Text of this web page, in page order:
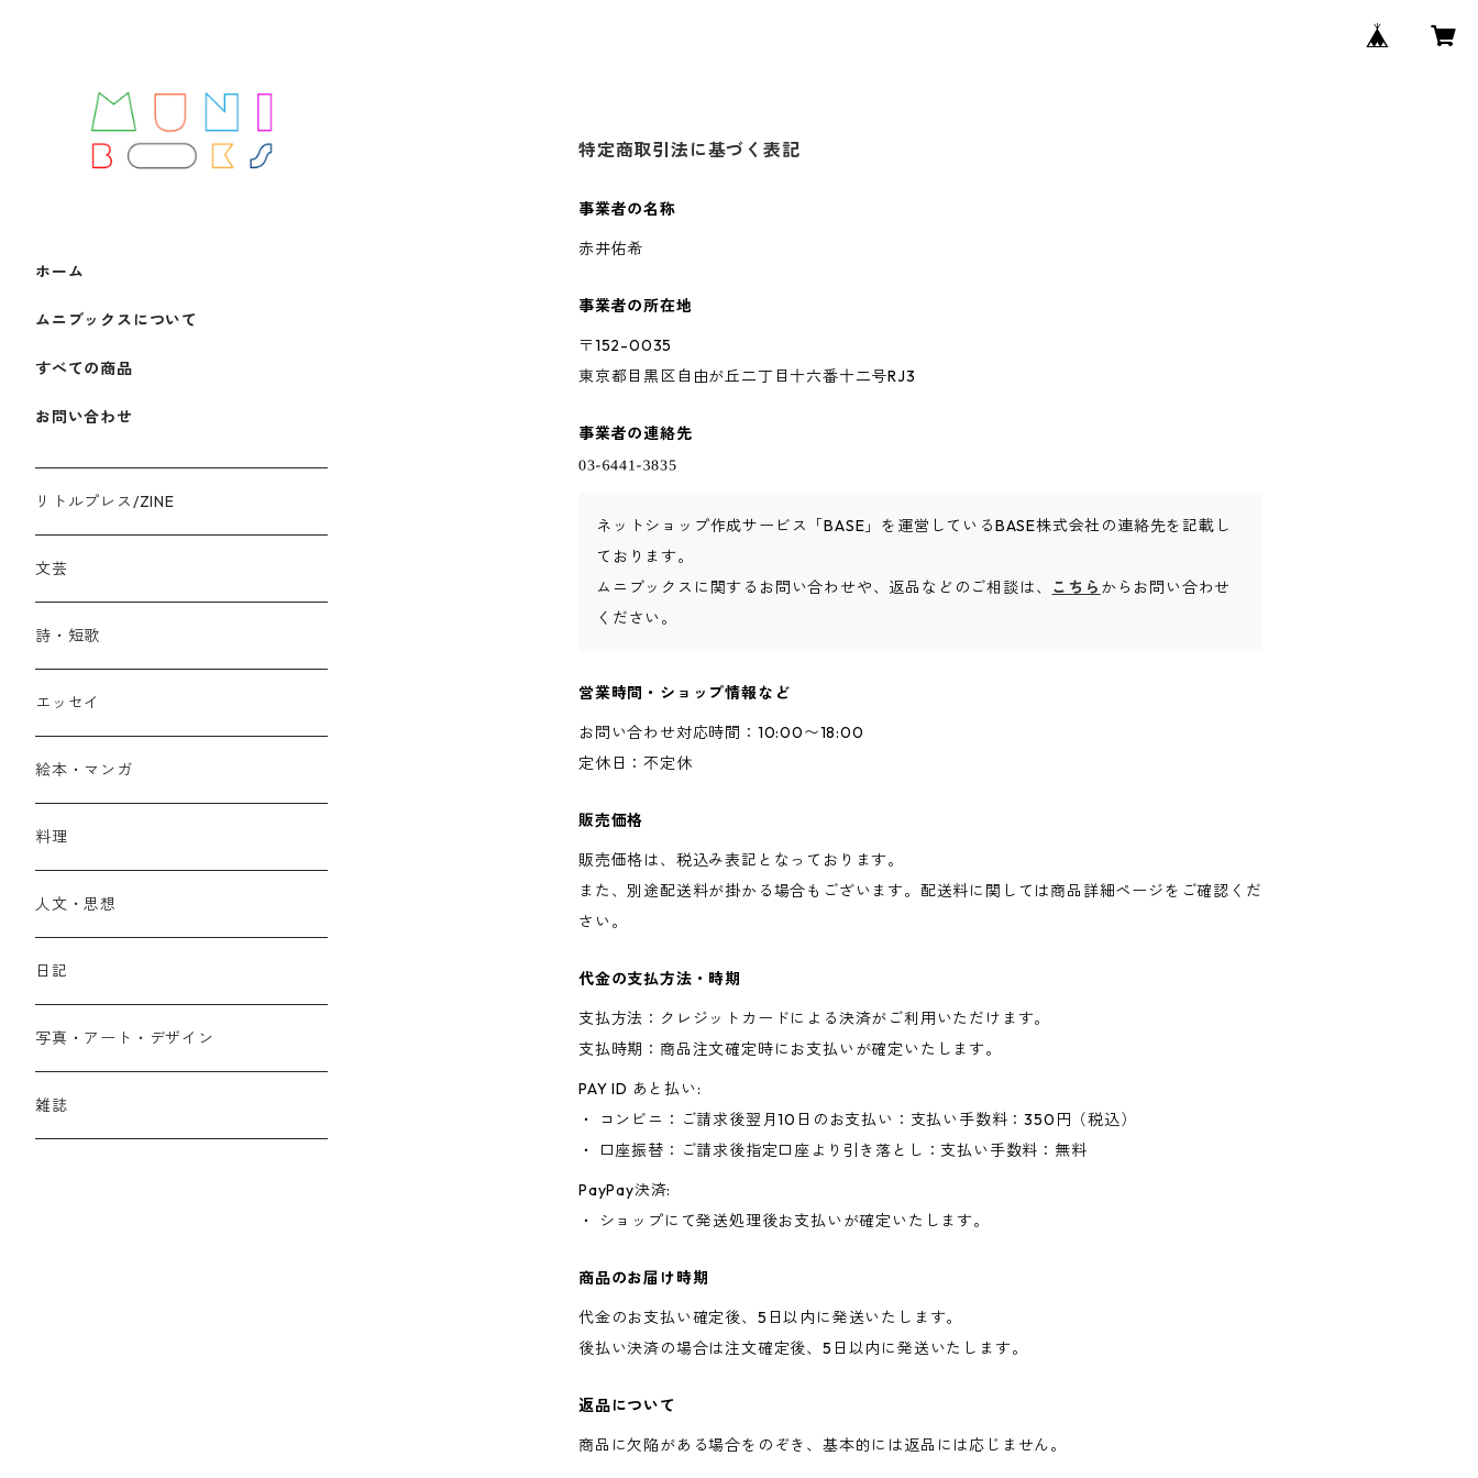
特定商取引法に基づく表記
事業者の名称
赤井佑希
事業者の所在地
〒152-0035
東京都目黒区自由が丘二丁目十六番十二号RJ3
事業者の連絡先
ネットショップ作成サービス「BASE」を運営しているBASE株式会社の連絡先を記載し
ております。
ムニブックスに関するお問い合わせや、返品などのご相談は、 こちら からお問い合わせ
ください。
営業時間・ショップ情報など
お問い合わせ対応時間：10:00〜18:00
定休日：不定休
販売価格
販売価格は、税込み表記となっております。
また、別途配送料が掛かる場合もございます。配送料に関しては商品詳細ページをご確認くだ
さい。
代金の支払方法・時期
支払方法：クレジットカードによる決済がご利用いただけます。
支払時期：商品注文確定時にお支払いが確定いたします。
PAY ID あと払い:
・ コンビニ：ご請求後翌月10日のお支払い：支払い手数料：350円（税込）
・ 口座振替：ご請求後指定口座より引き落とし：支払い手数料：無料
PayPay決済:
・ ショップにて発送処理後お支払いが確定いたします。
商品のお届け時期
代金のお支払い確定後、5日以内に発送いたします。
後払い決済の場合は注文確定後、5日以内に発送いたします。
返品について
商品に欠陥がある場合をのぞき、基本的には返品には応じません。
ホーム
ムニブックスについて
すべての商品
お問い合わせ
リトルプレス/ZINE
文芸
詩・短歌
エッセイ
絵本・マンガ
料理
人文・思想
日記
写真・アート・デザイン
雑誌